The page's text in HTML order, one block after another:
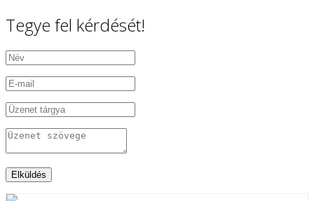
Tegye fel kérdését!